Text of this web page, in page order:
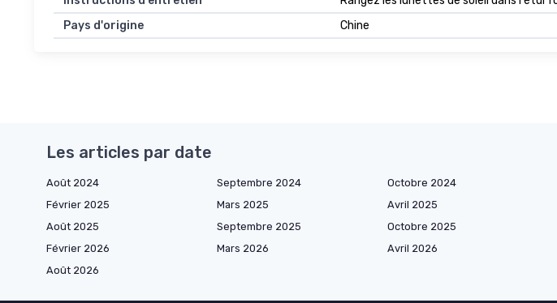
Pays d'origine
Chine
Les articles par date
Août 2024 Septembre 2024 Octobre 2024
Février 2025
Mars 2025 Avril 2025
Août 2025
Septembre 2025 Octobre 2025
Février 2026
Mars 2026 Avril 2026
Août 2026